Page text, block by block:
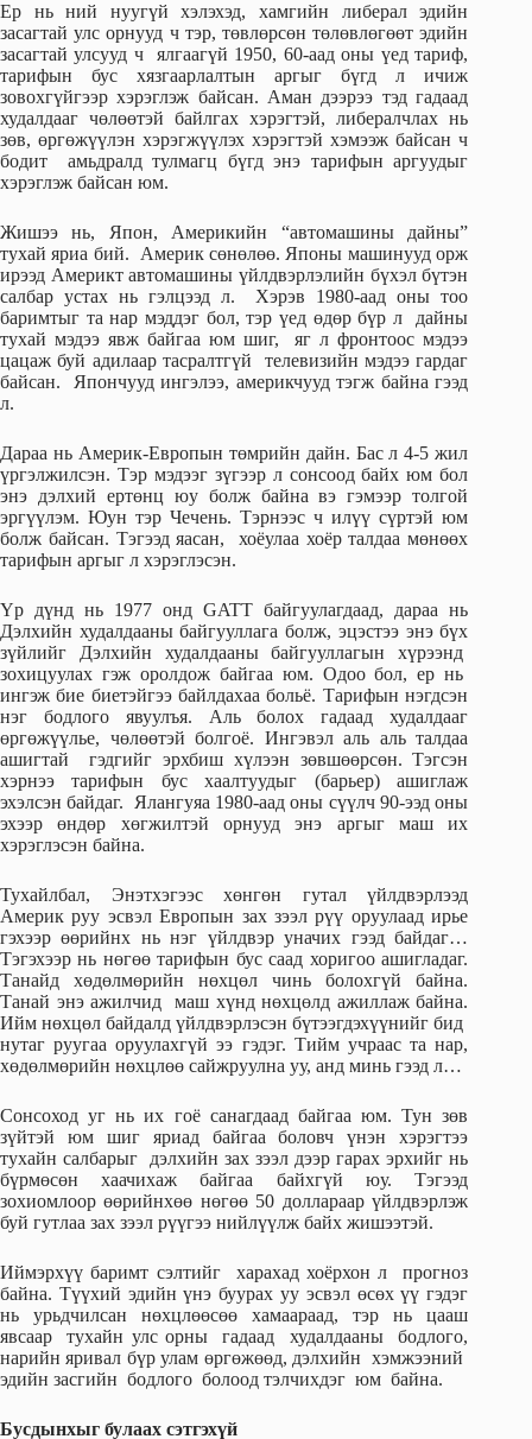
Ер нь ний нуугүй хэлэхэд, хамгийн либерал эдийн
засагтай улс орнууд ч тэр, төвлөрсөн төлөвлөгөөт эдийн
засагтай улсууд ч ялгаагүй 1950, 60-аад оны үед тариф,
тарифын бус хязгаарлалтын аргыг бүгд л ичиж
зовохгүйгээр хэрэглэж байсан. Аман дээрээ тэд гадаад
худалдааг чөлөөтэй байлгах хэрэгтэй, либералчлах нь
зөв, өргөжүүлэн хэрэгжүүлэх хэрэгтэй хэмээж байсан ч
бодит амьдралд тулмагц бүгд энэ тарифын аргуудыг
хэрэглэж байсан юм.
Жишээ нь, Япон, Америкийн “автомашины дайны”
тухай яриа бий. Америк сөнөлөө. Японы машинууд орж
ирээд Америкт автомашины үйлдвэрлэлийн бүхэл бүтэн
салбар устах нь гэлцээд л. Хэрэв 1980-аад оны тоо
баримтыг та нар мэддэг бол, тэр үед өдөр бүр л дайны
тухай мэдээ явж байгаа юм шиг, яг л фронтоос мэдээ
цацаж буй адилаар тасралтгүй телевизийн мэдээ гардаг
байсан. Япончууд ингэлээ, америкчууд тэгж байна гээд
л.
Дараа нь Америк-Европын төмрийн дайн. Бас л 4-5 жил
үргэлжилсэн. Тэр мэдээг зүгээр л сонсоод байх юм бол
энэ дэлхий ертөнц юу болж байна вэ гэмээр толгой
эргүүлэм. Юун тэр Чечень. Тэрнээс ч илүү сүртэй юм
болж байсан. Тэгээд яасан, хоёулаа хоёр талдаа мөнөөх
тарифын аргыг л хэрэглэсэн.
Үр дүнд нь 1977 онд GATT байгуулагдаад, дараа нь
Дэлхийн худалдааны байгууллага болж, эцэстээ энэ бүх
зүйлийг Дэлхийн худалдааны байгууллагын хүрээнд
зохицуулах гэж оролдож байгаа юм. Одоо бол, ер нь
ингэж бие биетэйгээ байлдахаа больё. Тарифын нэгдсэн
нэг бодлого явуулъя. Аль болох гадаад худалдааг
өргөжүүлье, чөлөөтэй болгоё. Ингэвэл аль аль талдаа
ашигтай гэдгийг эрхбиш хүлээн зөвшөөрсөн. Тэгсэн
хэрнээ тарифын бус хаалтуудыг (барьер) ашиглаж
эхэлсэн байдаг. Ялангуяа 1980-аад оны сүүлч 90-ээд оны
эхээр өндөр хөгжилтэй орнууд энэ аргыг маш их
хэрэглэсэн байна.
Тухайлбал, Энэтхэгээс хөнгөн гутал үйлдвэрлээд
Америк руу эсвэл Европын зах зээл рүү оруулаад ирье
гэхээр өөрийнх нь нэг үйлдвэр уначих гээд байдаг…
Тэгэхээр нь нөгөө тарифын бус саад хоригоо ашигладаг.
Танайд хөдөлмөрийн нөхцөл чинь болохгүй байна.
Танай энэ ажилчид маш хүнд нөхцөлд ажиллаж байна.
Ийм нөхцөл байдалд үйлдвэрлэсэн бүтээгдэхүүнийг бид
нутаг руугаа оруулахгүй ээ гэдэг. Тийм учраас та нар,
хөдөлмөрийн нөхцлөө сайжруулна уу, анд минь гээд л…
Сонсоход уг нь их гоё санагдаад байгаа юм. Тун зөв
зүйтэй юм шиг яриад байгаа боловч үнэн хэрэгтээ
тухайн салбарыг дэлхийн зах зээл дээр гарах эрхийг нь
бүрмөсөн хаачихаж байгаа байхгүй юу. Тэгээд
зохиомлоор өөрийнхөө нөгөө 50 доллараар үйлдвэрлэж
буй гутлаа зах зээл рүүгээ нийлүүлж байх жишээтэй.
Иймэрхүү баримт сэлтийг харахад хоёрхон л прогноз
байна. Түүхий эдийн үнэ буурах уу эсвэл өсөх үү гэдэг
нь урьдчилсан нөхцлөөсөө хамаараад, тэр нь цааш
явсаар тухайн улс орны гадаад худалдааны бодлого,
нарийн яривал бүр улам өргөжөөд, дэлхийн хэмжээний
эдийн засгийн бодлого болоод тэлчихдэг юм байна.
Бусдынхыг булаах сэтгэхүй